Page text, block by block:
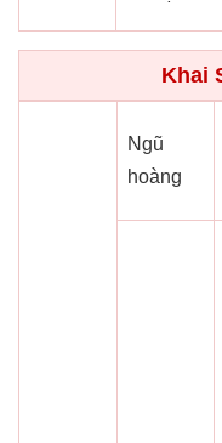
Khai
Ngũ
hoàng